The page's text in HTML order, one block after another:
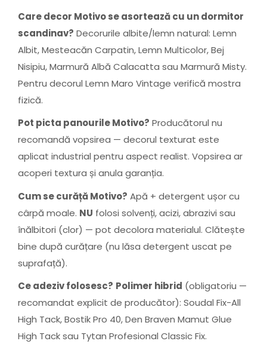
Care decor Motivo se asortează cu un dormitor
scandinav? Decorurile albite/lemn natural: Lemn
Albit, Mesteacăn Carpatin, Lemn Multicolor, Bej
Nisipiu, Marmură Albă Calacatta sau Marmură Misty.
Pentru decorul Lemn Maro Vintage verifică mostra
fizică.
Pot picta panourile Motivo? Producătorul nu
recomandă vopsirea — decorul texturat este
aplicat industrial pentru aspect realist. Vopsirea ar
acoperi textura și anula garanția.
Cum se curăță Motivo? Apă + detergent ușor cu
cârpă moale. NU folosi solvenți, acizi, abrazivi sau
înălbitori (clor) — pot decolora materialul. Clătește
bine după curățare (nu lăsa detergent uscat pe
suprafață).
Ce adeziv folosesc? Polimer hibrid (obligatoriu —
recomandat explicit de producător): Soudal Fix-All
High Tack, Bostik Pro 40, Den Braven Mamut Glue
High Tack sau Tytan Profesional Classic Fix.